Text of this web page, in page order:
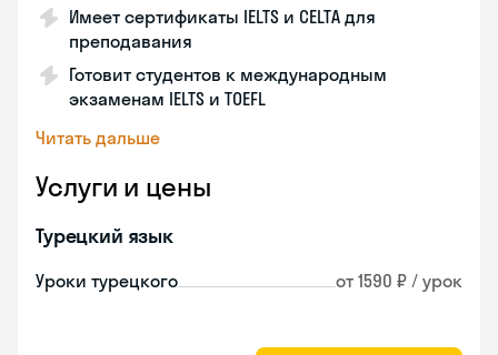
Имеет сертификаты IELTS и CELTA для
преподавания
Готовит студентов к международным
экзаменам IELTS и TOEFL
Читать дальше
Услуги и цены
Турецкий язык
Уроки турецкого от 1590 ₽ / урок